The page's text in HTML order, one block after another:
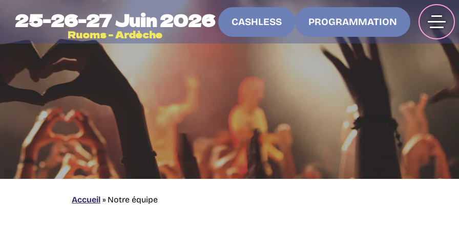
25-26-27 Juin 2026
Ruoms - Ardèche
CASHLESS PROGRAMMATION
QUESTIONS 2026
VILLAGES
Accueil » Notre équipe